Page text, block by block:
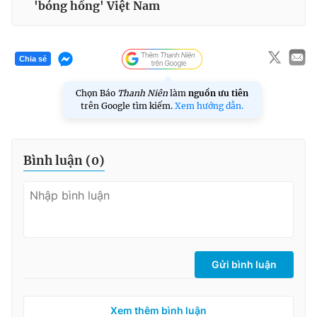
'bóng hồng' Việt Nam
Chia sẻ
Chọn Báo Thanh Niên làm nguồn ưu tiên
trên Google tìm kiếm. Xem hướng dẫn.
Bình luận (0)
Gửi bình luận
Xem thêm bình luận